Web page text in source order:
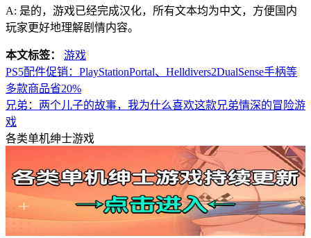
A: 是的，游戏已经完成汉化，所有文本均为中文，方便国内
玩家更好地理解剧情内容。
本文标签：
游戏
PS5配件促销：PlayStationPortal、Helldivers2DualSense手柄等
多款商品省20%
兄弟：两个儿子的故事，我为什么喜欢这款兄弟情深的冒险游
戏
各类单机绅士游戏